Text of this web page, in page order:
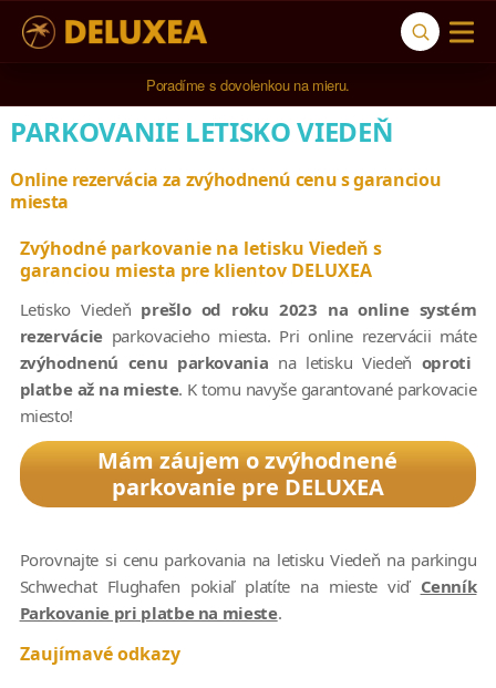
Poradíme s dovolenkou na mieru.
5* cestovná kancelária na luxusnú dovolenku od 4.000 EUR.
PARKOVANIE LETISKO VIEDEŇ
Online rezervácia za zvýhodnenú cenu s garanciou
miesta
Zvýhodné parkovanie na letisku Viedeň s
garanciou miesta pre klientov DELUXEA
Letisko Viedeň prešlo od roku 2023 na online systém
rezervácie parkovacieho miesta. Pri online rezervácii máte
zvýhodnenú cenu parkovania na letisku Viedeň oproti
platbe až na mieste. K tomu navyše garantované parkovacie
miesto!
Mám záujem o zvýhodnené
parkovanie pre DELUXEA
Porovnajte si cenu parkovania na letisku Viedeň na parkingu
Schwechat Flughafen pokiaľ platíte na mieste viď Cenník
Parkovanie pri platbe na mieste.
Zaujímavé odkazy